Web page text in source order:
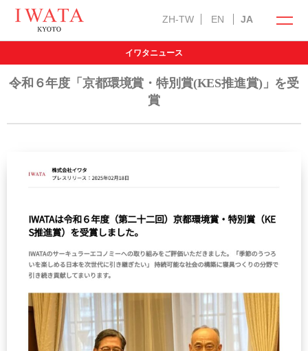
イワタの商品 オンラインショップ
ラークオール
自然素材の国産オーダー寝具
選び抜いた自然素材
世界に誇る清潔度
有害物質の検査
メンテナンス・サービス
羽毛ふとんお仕立て直し
UMO
アップグレード・サービス
寝具のお仕立て直し
インフォメーション
ハナカイジチ
イワタニュース
令和６年度「京都環境賞・特別賞(KES推進賞)」を受
賞
ZH-TW EN JA